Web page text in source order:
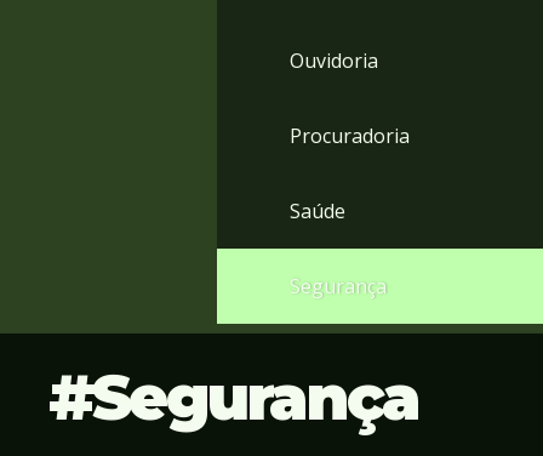
Ouvidoria
Procuradoria
Saúde
Segurança
Segurança